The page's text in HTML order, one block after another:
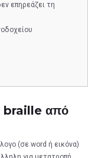
επηρεάζει τη
braille από
(σε word ή εικόνα)